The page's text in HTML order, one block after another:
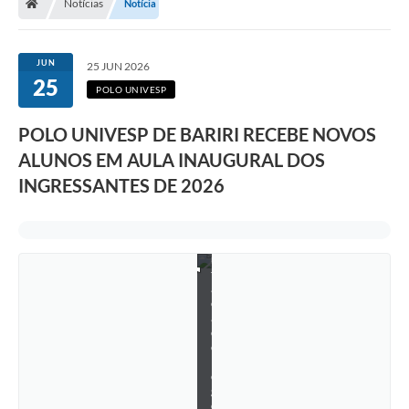
Notícias Notícia
JUN
25
25 JUN 2026
POLO UNIVESP
POLO UNIVESP DE BARIRI RECEBE NOVOS
ALUNOS EM AULA INAUGURAL DOS
INGRESSANTES DE 2026
t
u
r
a
,
u
t
a
ç
ã
o
e
e
g
ó